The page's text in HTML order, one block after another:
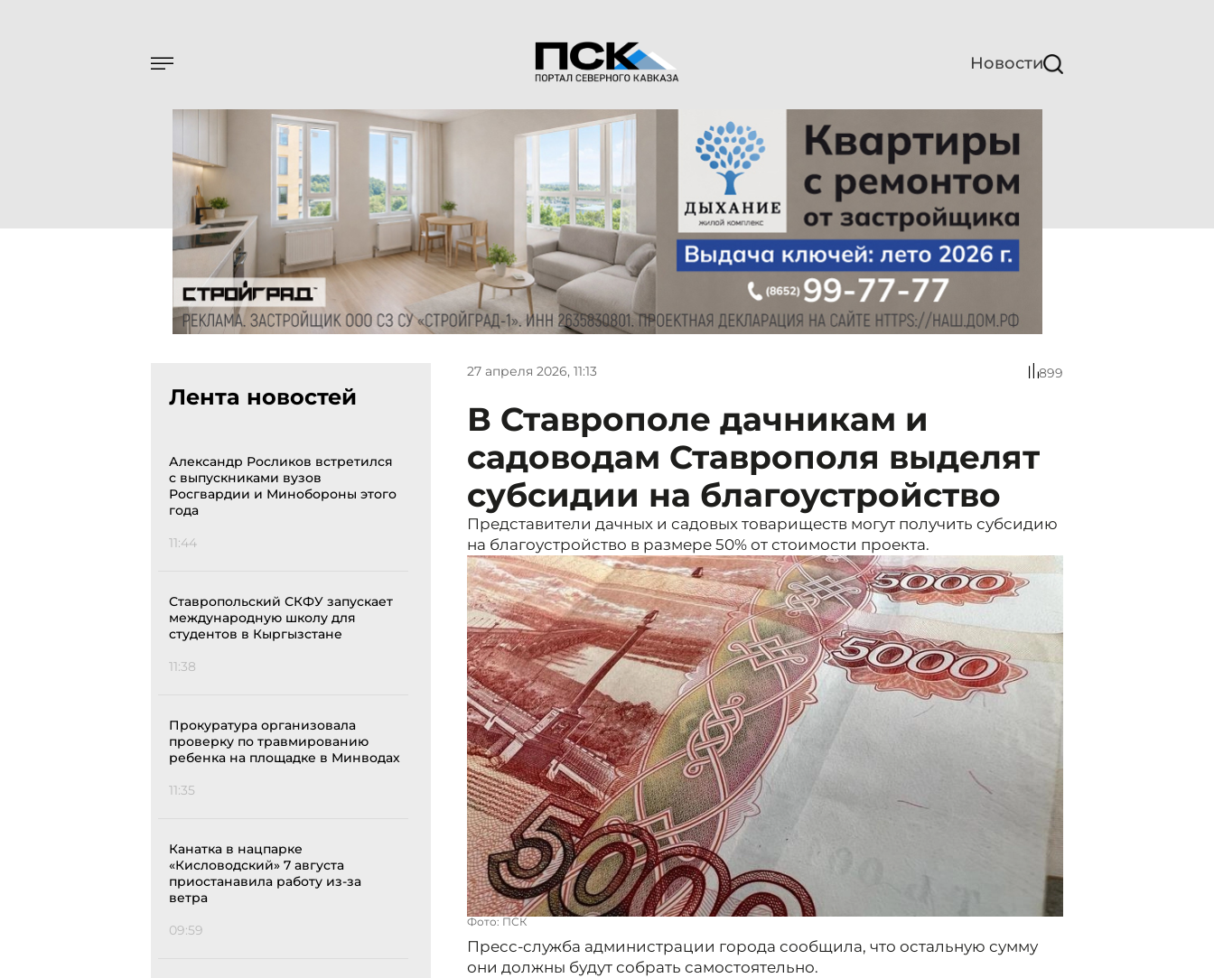
Новости
Лента новостей
Александр Росликов встретился
с выпускниками вузов
Росгвардии и Минобороны этого
года
11:44
Ставропольский СКФУ запускает
международную школу для
студентов в Кыргызстане
11:38
Прокуратура организовала
проверку по травмированию
ребенка на площадке в Минводах
11:35
Канатка в нацпарке
«Кисловодский» 7 августа
приостанавила работу из-за
ветра
09:59
27 апреля 2026, 11:13 899
В Ставрополе дачникам и
садоводам Ставрополя выделят
субсидии на благоустройство
Представители дачных и садовых товариществ могут получить субсидию
на благоустройство в размере 50% от стоимости проекта.
Фото: ПСК
Пресс-служба администрации города сообщила, что остальную сумму
они должны будут собрать самостоятельно.